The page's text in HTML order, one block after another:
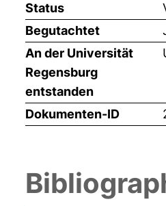
Status
Begutachtet
An der Universität
Regensburg
entstanden
Dokumenten-ID